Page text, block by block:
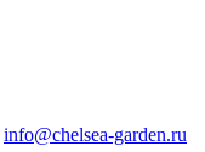
info@chelsea-garden.ru